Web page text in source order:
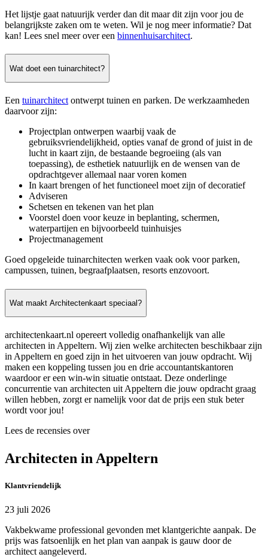
Het lijstje gaat natuurijk verder dan dit maar dit zijn voor jou de
belangrijkste zaken om te weten. Wil je nog meer informatie? Dat
kan! Lees snel meer over een binnenhuisarchitect.
Wat doet een tuinarchitect?
Een tuinarchitect ontwerpt tuinen en parken. De werkzaamheden
daarvoor zijn:
Projectplan ontwerpen waarbij vaak de
gebruiksvriendelijkheid, opties vanaf de grond of juist in de
lucht in kaart zijn, de bestaande begroeiing (als van
toepassing), de esthetiek natuurlijk en de wensen van de
opdrachtgever allemaal naar voren komen
In kaart brengen of het functioneel moet zijn of decoratief
Adviseren
Schetsen en tekenen van het plan
Voorstel doen voor keuze in beplanting, schermen,
waterpartijen en bijvoorbeeld tuinhuisjes
Projectmanagement
Goed opgeleide tuinarchitecten werken vaak ook voor parken,
campussen, tuinen, begraafplaatsen, resorts enzovoort.
Wat maakt Architectenkaart speciaal?
architectenkaart.nl opereert volledig onafhankelijk van alle
architecten in Appeltern. Wij zien welke architecten beschikbaar zijn
in Appeltern en goed zijn in het uitvoeren van jouw opdracht. Wij
maken een koppeling tussen jou en drie accountantskantoren
waardoor er een win-win situatie ontstaat. Deze onderlinge
concurrentie van architecten uit Appeltern die jouw opdracht graag
willen hebben, zorgt er namelijk voor dat de prijs een stuk beter
wordt voor jou!
Lees de recensies over
Architecten in Appeltern
Klantvriendelijk
23 juli 2026
Vakbekwame professional gevonden met klantgerichte aanpak. De
prijs was fatsoenlijk en het plan van aanpak is gauw door de
architect aangeleverd.